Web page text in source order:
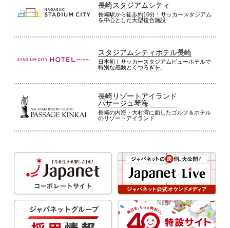
長崎スタジアムシティ
長崎駅から徒歩約10分！サッカースタジアム
を中心とした大型複合施設
スタジアムシティホテル長崎
日本初！サッカースタジアムビューホテルで
特別な感動とくつろぎを。
長崎リゾートアイランド
パサージュ琴海
長崎の内海・大村湾に面したゴルフ＆ホテル
のリゾートアイランド